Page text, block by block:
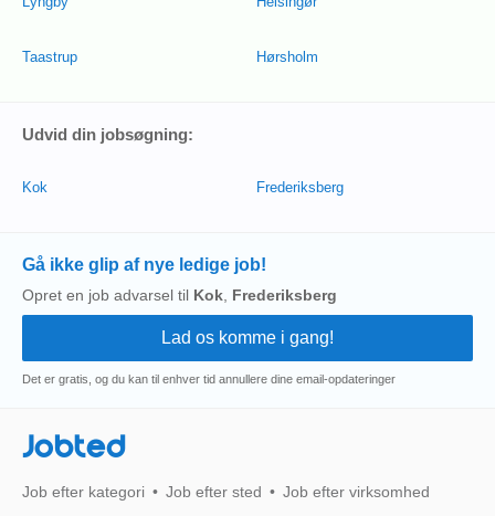
Taastrup Hørsholm
Udvid din jobsøgning:
Kok Frederiksberg
Gå ikke glip af nye ledige job!
Opret en job advarsel til Kok Frederiksberg
Det er gratis, og du kan til enhver tid annullere dine email-opdateringer
Jobted
Job efter kategori Job efter sted Job efter virksomhed